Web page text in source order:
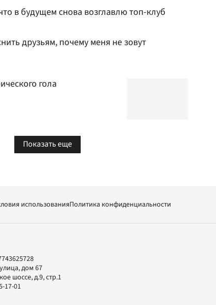
в будущем снова возглавлю топ-клуб
друзьям, почему меня не зовут
гола
Показать еще
использованияПолитика конфиденциальности
дом 67
шоссе, д.9, стр.1
17-01